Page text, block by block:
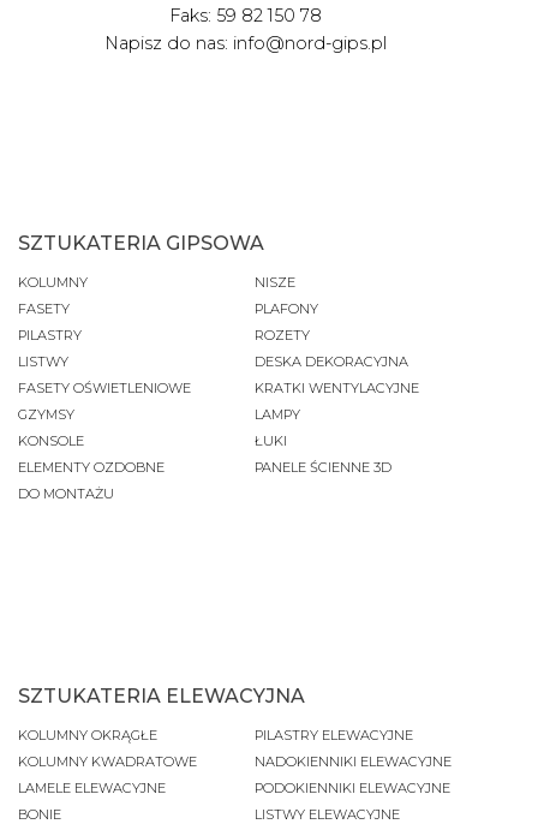
Faks: 59 82 150 78
Napisz do nas: info@nord-gips.pl
SZTUKATERIA GIPSOWA
KOLUMNY
FASETY
PILASTRY
LISTWY
FASETY OŚWIETLENIOWE
GZYMSY
KONSOLE
ELEMENTY OZDOBNE
DO MONTAŻU
NISZE
PLAFONY
ROZETY
DESKA DEKORACYJNA
KRATKI WENTYLACYJNE
LAMPY
ŁUKI
PANELE ŚCIENNE 3D
SZTUKATERIA ELEWACYJNA
KOLUMNY OKRĄGŁE
KOLUMNY KWADRATOWE
LAMELE ELEWACYJNE
BONIE
PILASTRY ELEWACYJNE
NADOKIENNIKI ELEWACYJNE
PODOKIENNIKI ELEWACYJNE
LISTWY ELEWACYJNE